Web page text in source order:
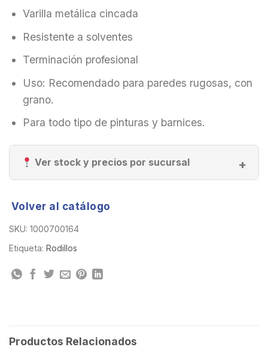
Varilla metálica cincada
Resistente a solventes
Terminación profesional
Uso: Recomendado para paredes rugosas, con
grano.
Para todo tipo de pinturas y barnices.
Ver stock y precios por sucursal
Volver al catálogo
SKU: 1000700164
Etiqueta: Rodillos
Productos Relacionados